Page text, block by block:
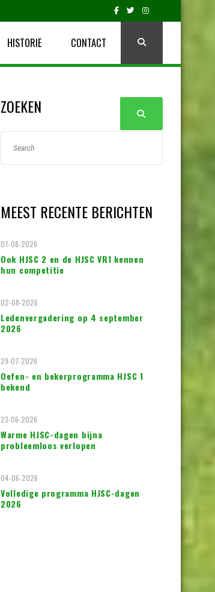
HISTORIE CONTACT
ZOEKEN
MEEST RECENTE BERICHTEN
Ook HJSC 2 en de HJSC VR1 kennen
hun competitie
07-08-2026
Ledenvergadering op 4 september
2026
02-08-2026
Oefen- en bekerprogramma HJSC 1
bekend
29-07-2026
Warme HJSC-dagen bijna
probleemloos verlopen
23-06-2026
Volledige programma HJSC-dagen
2026
04-06-2026